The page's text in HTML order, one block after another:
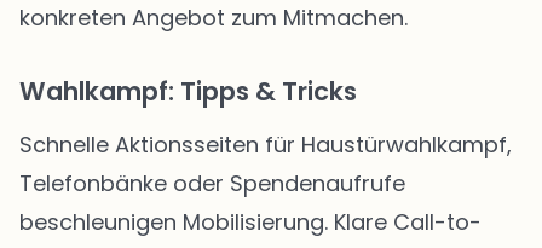
konkreten Angebot zum Mitmachen.
Wahlkampf: Tipps & Tricks
Schnelle Aktionsseiten für Haustürwahlkampf,
Telefonbänke oder Spendenaufrufe
beschleunigen Mobilisierung. Klare Call-to-